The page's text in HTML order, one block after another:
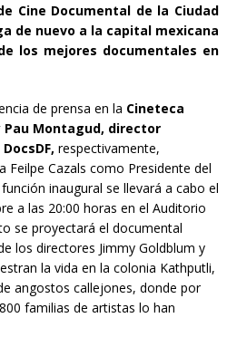
Cine Documental de la Ciudad
de nuevo a la capital mexicana
los mejores documentales en
de prensa en la Cineteca
Pau Montagud, director
respectivamente,
Feilpe Cazals como Presidente del
inaugural se llevará a cabo el
a las 20:00 horas en el Auditorio
se proyectará el documental
los directores Jimmy Goldblum y
la vida en la colonia Kathputli,
angostos callejones, donde por
familias de artistas lo han